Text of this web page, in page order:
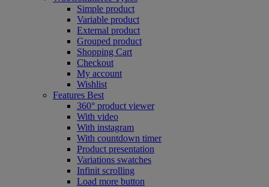
Simple product
Variable product
External product
Grouped product
Shopping Cart
Checkout
My account
Wishlist
Features Best
360° product viewer
With video
With instagram
With countdown timer
Product presentation
Variations swatches
Infinit scrolling
Load more button